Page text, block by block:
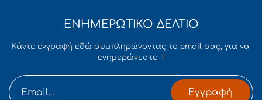
ΕΝΗΜΕΡΩΤΙΚΟ ΔΕΛΤΙΟ
Κάντε εγγραφή εδώ συμπληρώνοντας το email σας, για να
ενημερώνεστε !
Εγγραφή